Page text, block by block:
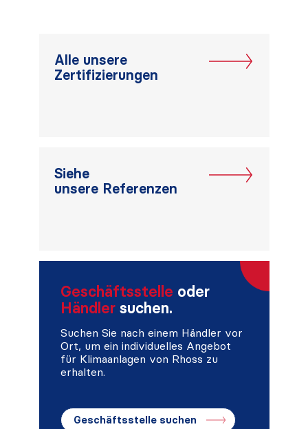
Alle unsere
Zertifizierungen
Siehe
unsere Referenzen
Geschäftsstelle oder
Händlersuchen.
Suchen Sie nach einem Händler vor
Ort, um ein individuelles Angebot
für Klimaanlagen von Rhoss zu
erhalten.
Geschäftsstelle suchen